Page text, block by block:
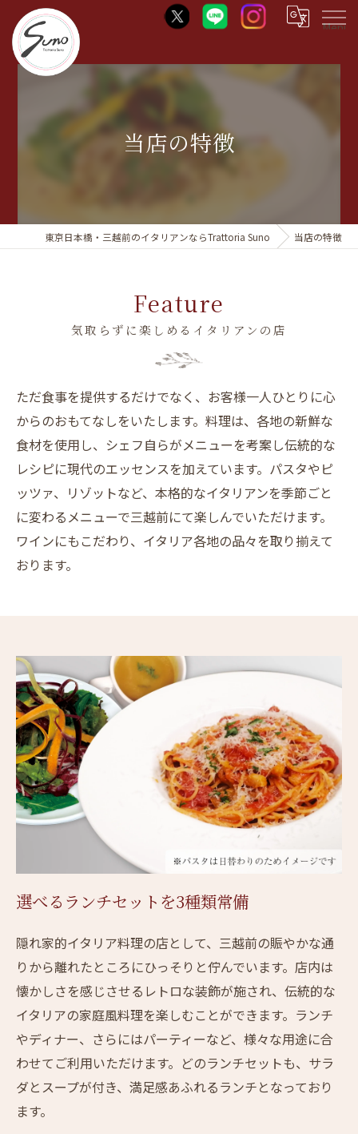
Menu
当店の特徴
東京日本橋・三越前のイタリアンならTrattoria Suno 当店の特徴
気取らずに楽しめるイタリアンの店
Feature
ただ食事を提供するだけでなく、お客様一人ひとりに心
からのおもてなしをいたします。料理は、各地の新鮮な
食材を使用し、シェフ自らがメニューを考案し伝統的な
レシピに現代のエッセンスを加えています。パスタやピ
ッツァ、リゾットなど、本格的なイタリアンを季節ごと
に変わるメニューで三越前にて楽しんでいただけます。
ワインにもこだわり、イタリア各地の品々を取り揃えて
おります。
選べるランチセットを3種類常備
隠れ家的イタリア料理の店として、三越前の賑やかな通
りから離れたところにひっそりと佇んでいます。店内は
懐かしさを感じさせるレトロな装飾が施され、伝統的な
イタリアの家庭風料理を楽しむことができます。ランチ
やディナー、さらにはパーティーなど、様々な用途に合
わせてご利用いただけます。どのランチセットも、サラ
ダとスープが付き、満足感あふれるランチとなっており
ます。